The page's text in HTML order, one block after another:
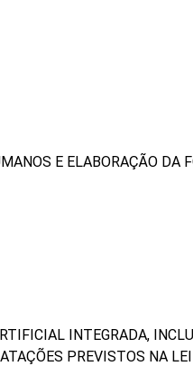
E ELABORAÇÃO
INTEGRADA,
PREVISTOS NA